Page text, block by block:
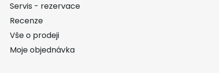
Servis - rezervace
Recenze
Vše o prodeji
Moje objednávka